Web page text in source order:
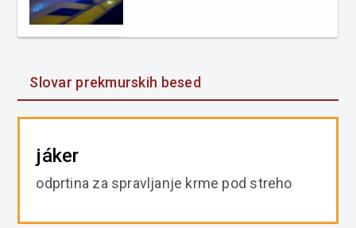
Slovar prekmurskih besed
jáker
odprtina za spravljanje krme pod streho